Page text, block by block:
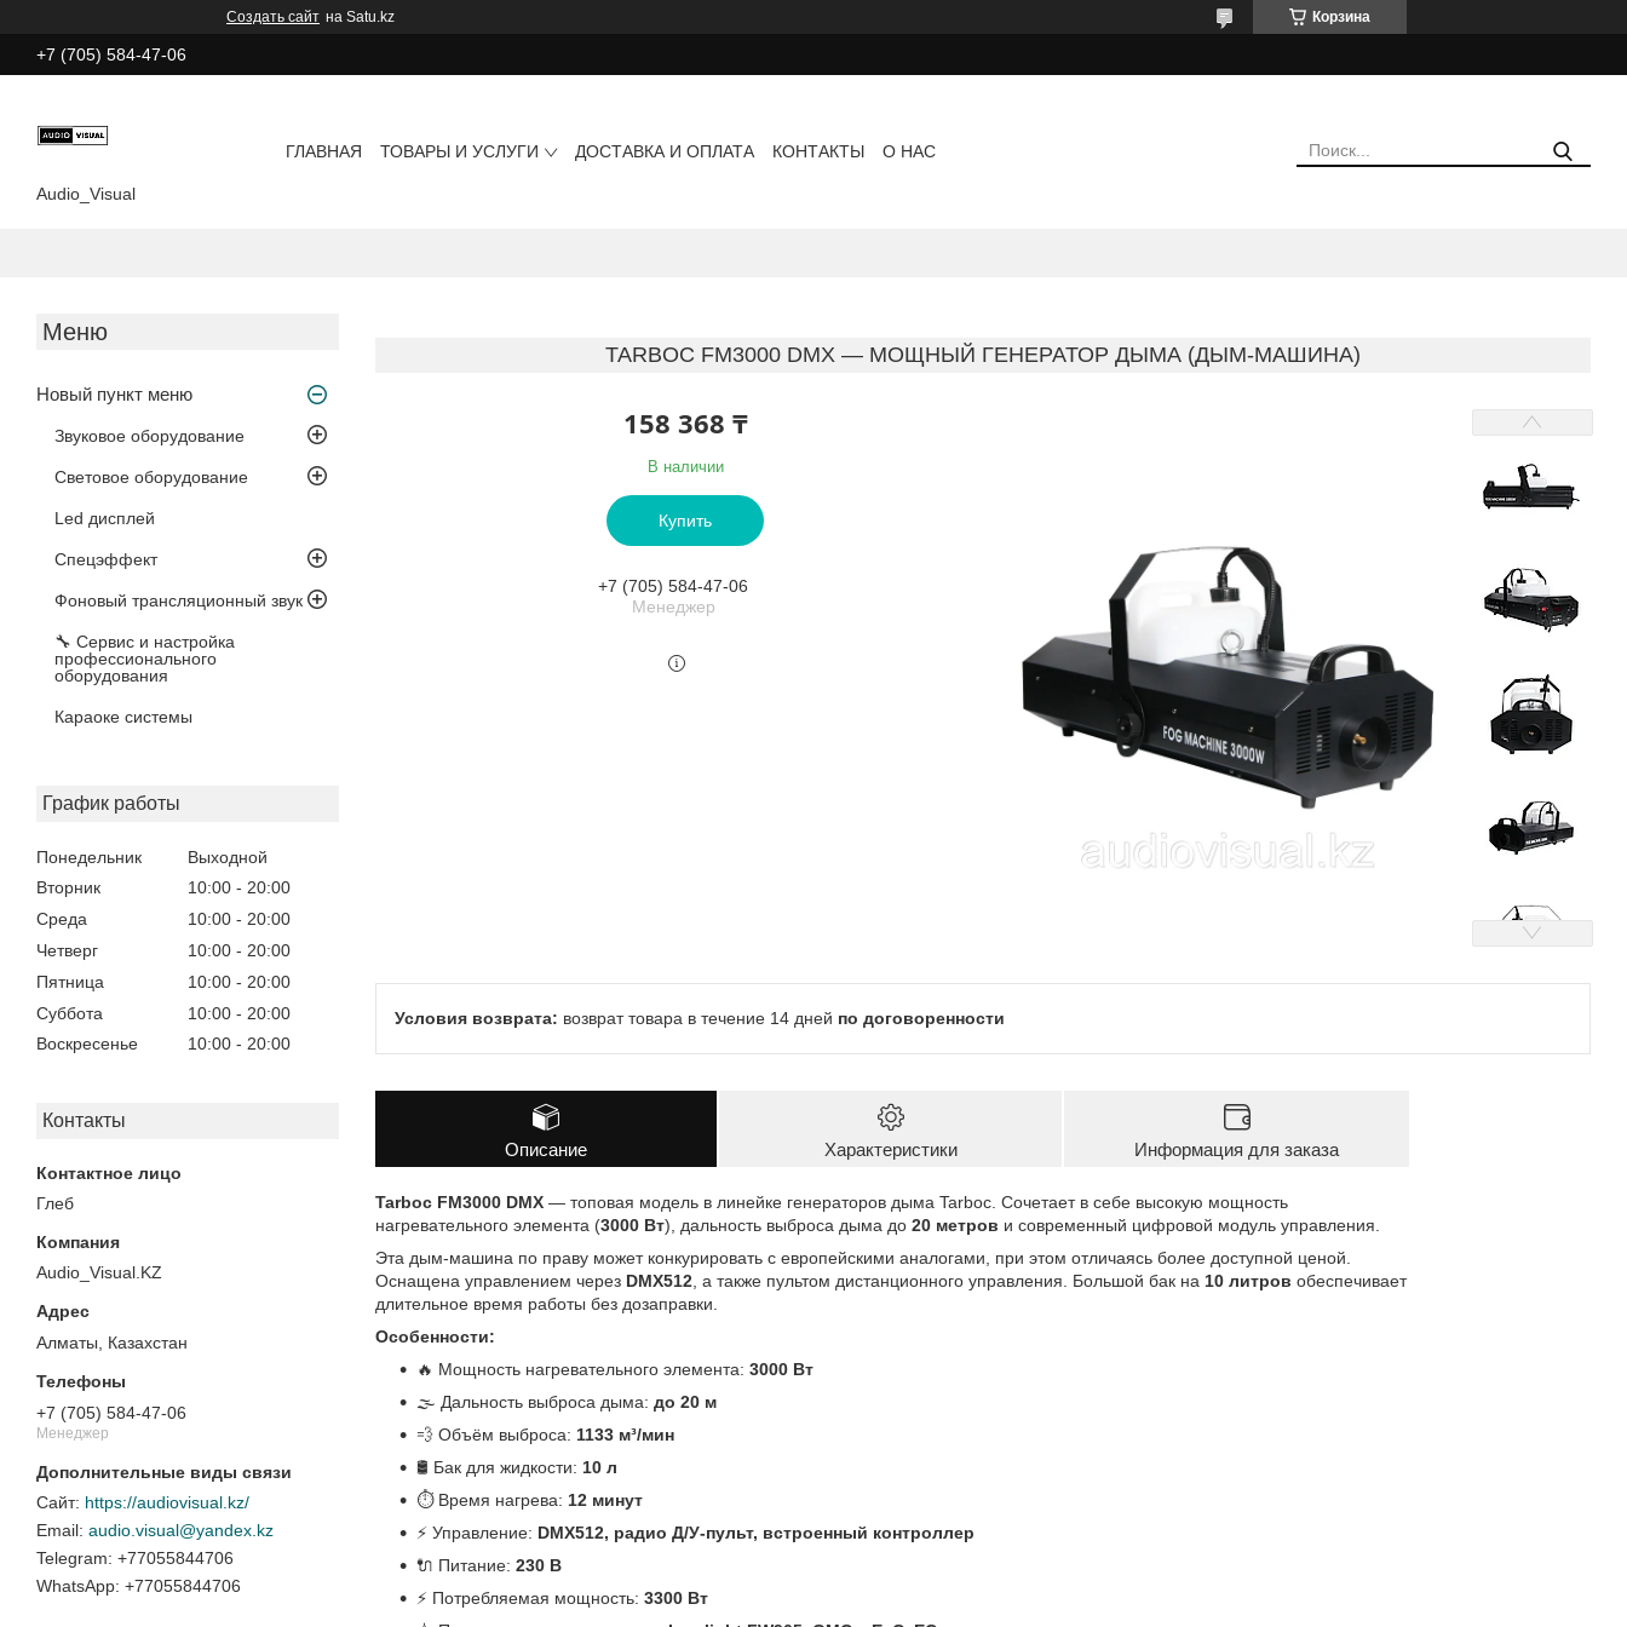
Создать сайт на Satu.kz Корзина
+7 (705) 584-47-06
Audio_Visual
ГЛАВНАЯ ТОВАРЫ И УСЛУГИ ДОСТАВКА И ОПЛАТА КОНТАКТЫ О НАС
Новый пункт меню
Звуковое оборудование
Световое оборудование
Led дисплей
Спецэффект
Фоновый трансляционный звук
🔧 Сервис и настройка
профессионального
оборудования
Караоке системы
График работы
Понедельник
Выходной
Вторник
10:00
20:00
Среда
10:00
20:00
Четверг
10:00
20:00
Пятница
10:00
20:00
Суббота
10:00
20:00
Воскресенье
10:00 20:00
Контакты
Глеб
Audio_Visual.KZ
Алматы, Казахстан
+7 (705) 584-47-06
Менеджер
https://audiovisual.kz/
audio.visual@yandex.kz
+77055844706
+77055844706
TARBOC FM3000 DMX — МОЩНЫЙ ГЕНЕРАТОР ДЫМА (ДЫМ-МАШИНА)
158 368 ₸
В наличии
Купить
+7 (705) 584-47-06
Менеджер
возврат товара в течение 14 дней по договоренности
Описание Характеристики Информация для заказа
Tarboc FM3000 DMX — топовая модель в линейке генераторов дыма Tarboc. Сочетает в себе высокую мощность
нагревательного элемента (3000 Вт), дальность выброса дыма до 20 метров и современный цифровой модуль управления.
Эта дым-машина по праву может конкурировать с европейскими аналогами, при этом отличаясь более доступной ценой.
Оснащена управлением через DMX512 , а также пультом дистанционного управления. Большой бак на 10 литров обеспечивает
длительное время работы без дозаправки.
Особенности:
🔥 Мощность нагревательного элемента: 3000 Вт
🌫 Дальность выброса дыма: до 20 м
💨 Объём выброса: 1133 м³/мин
🛢 Бак для жидкости: 10 л
⏱ Время нагрева: 12 минут
⚡ Управление: DMX512, радио Д/У-пульт, встроенный контроллер
🔌 Питание: 230 В
⚡ Потребляемая мощность: 3300 Вт